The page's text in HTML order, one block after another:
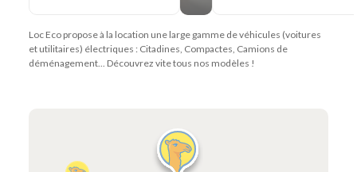
Loc Eco propose à la location une large gamme de véhicules (voitures
et utilitaires) électriques : Citadines, Compactes, Camions de
déménagement... Découvrez vite tous nos modèles !